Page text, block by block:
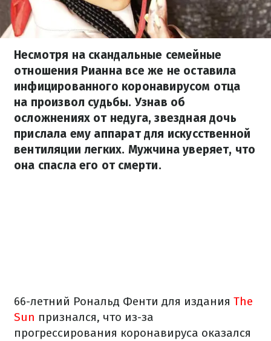
Несмотря на скандальные семейные
отношения Рианна все же не оставила
инфицированного коронавирусом отца
на произвол судьбы. Узнав об
осложнениях от недуга, звездная дочь
прислала ему аппарат для искусственной
вентиляции легких. Мужчина уверяет, что
она спасла его от смерти.
66-летний Рональд Фенти для издания The
Sun признался, что из-за
прогрессирования коронавируса оказался